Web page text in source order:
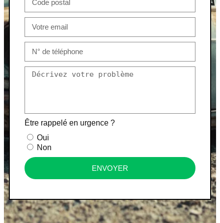
Être rappelé en urgence ?
Oui
Non
ENVOYER